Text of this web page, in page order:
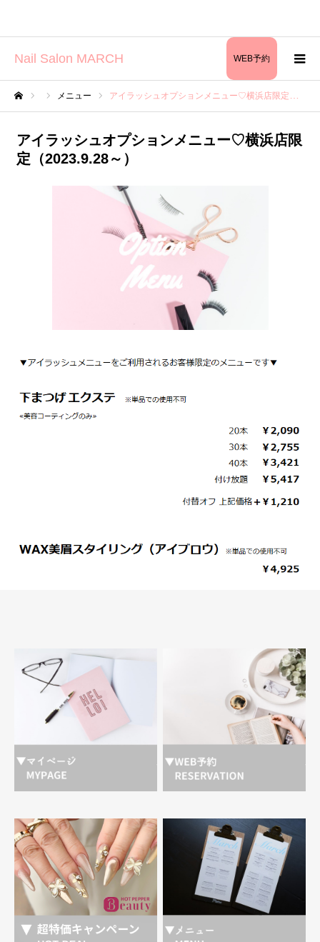
Nail Salon MARCH WEB予約
メニュー アイラッシュオプションメニュー♡横浜店限定（2023.9.28～）
アイラッシュオプションメニュー♡横浜店限
定（2023.9.28～）